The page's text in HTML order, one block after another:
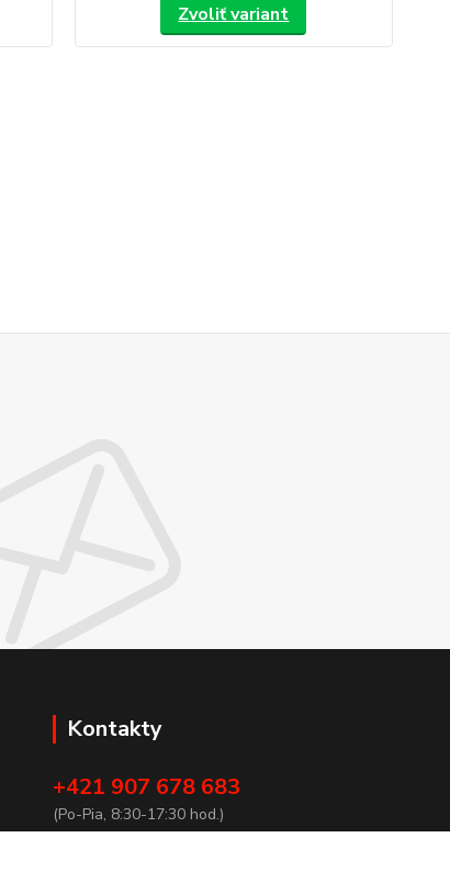
Zvoliť variant
Kontakty
+421 907 678 683
(Po-Pia, 8:30-17:30 hod.)